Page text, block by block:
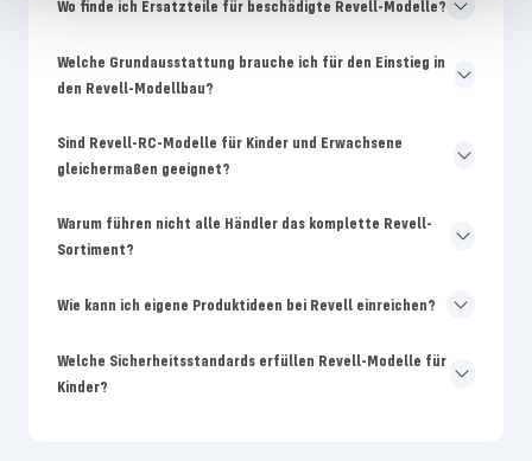
Wo finde ich Ersatzteile für beschädigte Revell-Modelle?
Welche Grundausstattung brauche ich für den Einstieg in
den Revell-Modellbau?
Sind Revell-RC-Modelle für Kinder und Erwachsene
gleichermaßen geeignet?
Warum führen nicht alle Händler das komplette Revell-
Sortiment?
Wie kann ich eigene Produktideen bei Revell einreichen?
Welche Sicherheitsstandards erfüllen Revell-Modelle für
Kinder?